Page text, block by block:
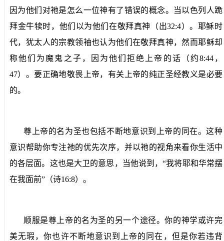
因为他们对祂是怎么一位神有了错误的概念。当以色列人跪
拜金牛犊时，他们以为他们在敬拜真神（出32:4）。耶稣时
代，犹太人的宗教领袖也认为他们在敬拜真神，然而耶稣却
称他们为魔鬼之子，因为他们拒绝上帝的话（约8:44，
47）。要正确地敬畏上帝，有关上帝的纯正圣经教义是必要
的。
尊上帝的名为圣也包括不断地意识到上帝的同在。这种
意识帮助你专注祂的优先次序，并以祂的视角来看你生活中
的各层面。这也是大卫的意思，当他说到，“我将耶和华常摆
在我面前”（诗16:8）。
顺服是尊上帝的名为圣的另一个途径。你的神学或许完
美无瑕，你也许不断地意识到上帝的同在，但是你若违背